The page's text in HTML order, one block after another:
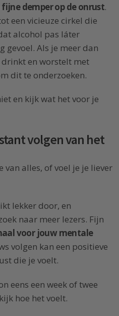
fijne demper op de onrust.
een vicieuze cirkel die
alcohol pas láter
gevoel. Als je meer dan
en worstelt met
dit te onderzoeken.
en kijk wat het voor je
volgen van het
alles, of voel je je liever
lekker door, en
naar meer lezers. Fijn
voor jouw mentale
volgen kan een positieve
die je voelt.
eens een week of twee
hoe het voelt.